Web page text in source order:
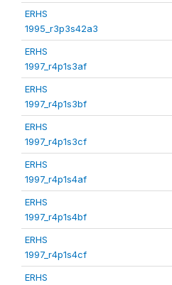
ERHS
1995_r3p3s42a3
ERHS
1997_r4p1s3af
ERHS
1997_r4p1s3bf
ERHS
1997_r4p1s3cf
ERHS
1997_r4p1s4af
ERHS
1997_r4p1s4bf
ERHS
1997_r4p1s4cf
ERHS